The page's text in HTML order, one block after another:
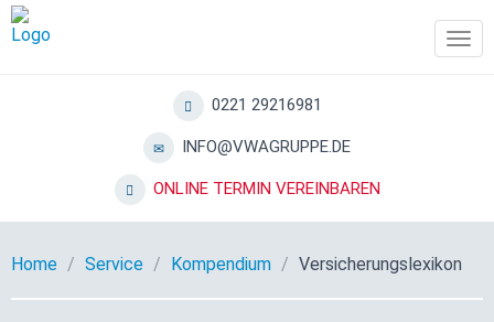
0221 29216981
INFO@VWAGRUPPE.DE
ONLINE TERMIN VEREINBAREN
Home Service Kompendium Versicherungslexikon